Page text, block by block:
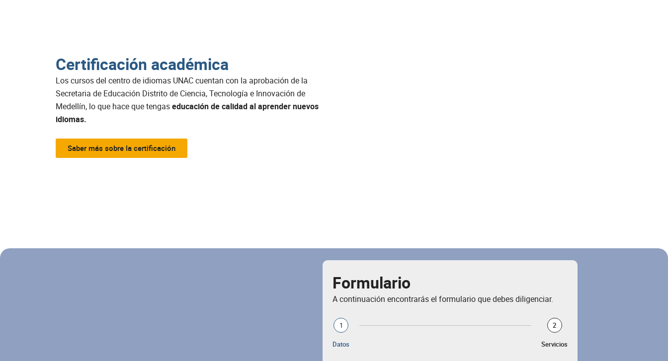
Certificación académica
Los cursos del centro de idiomas UNAC cuentan con la aprobación de la
Secretaria de Educación Distrito de Ciencia, Tecnología e Innovación de
Medellín, lo que hace que tengaseducación de calidad al aprender nuevos
idiomas.
Saber más sobre la certificación
Formulario
A continuación encontrarás el formulario que debes diligenciar.
1
Datos
2
Servicios